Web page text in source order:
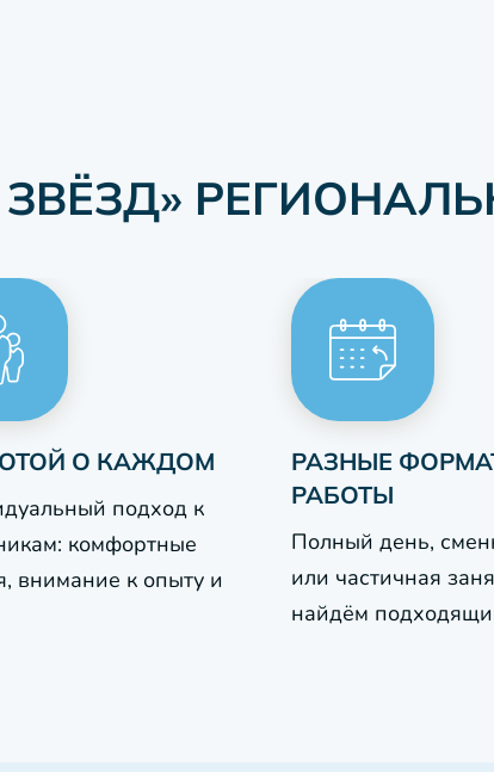
О КАЖДОМ
подход к
комфортные
внимание к опыту и
РАЗНЫЕ
РАБОТЫ
Полный день,
или частичная
найдём